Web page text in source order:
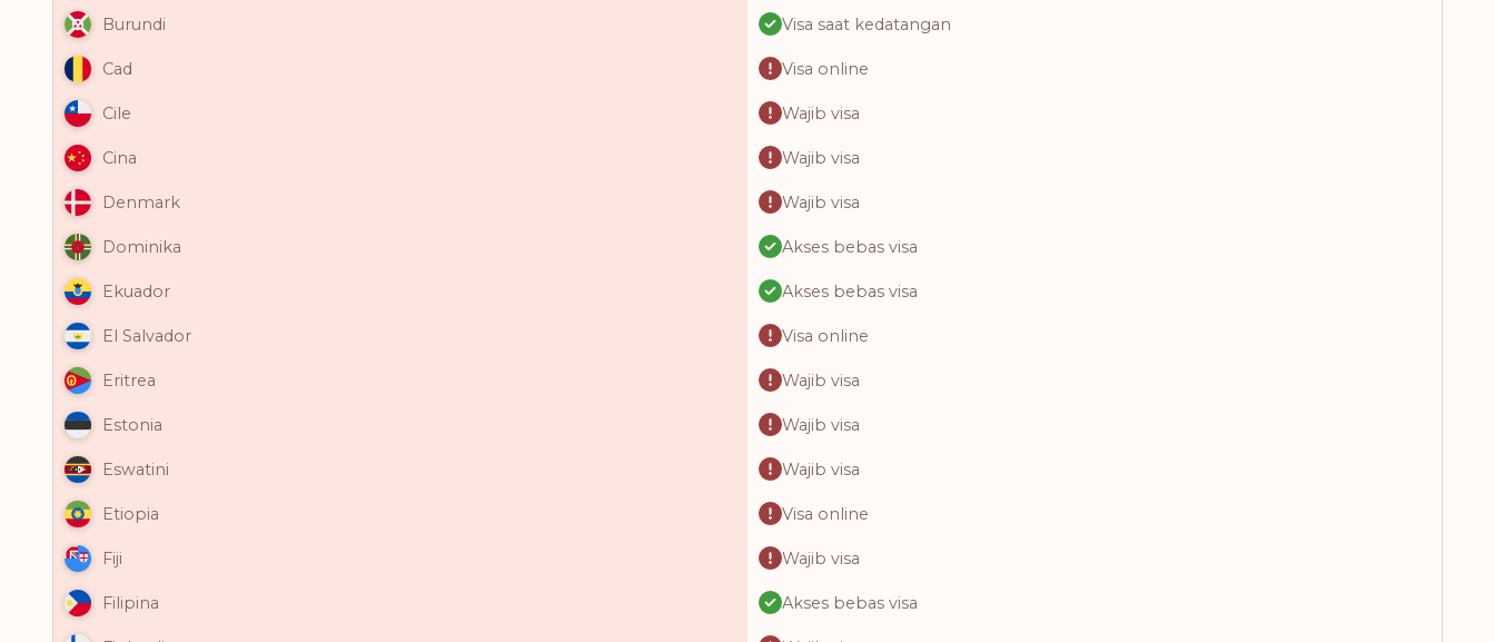
Burundi Visa saat kedatangan
Cad Visa online
Cile Wajib visa
Cina Wajib visa
Denmark Wajib visa
Dominika Akses bebas visa
Ekuador Akses bebas visa
El Salvador Visa online
Eritrea Wajib visa
Estonia Wajib visa
Eswatini Wajib visa
Etiopia Visa online
Fiji Wajib visa
Filipina Akses bebas visa